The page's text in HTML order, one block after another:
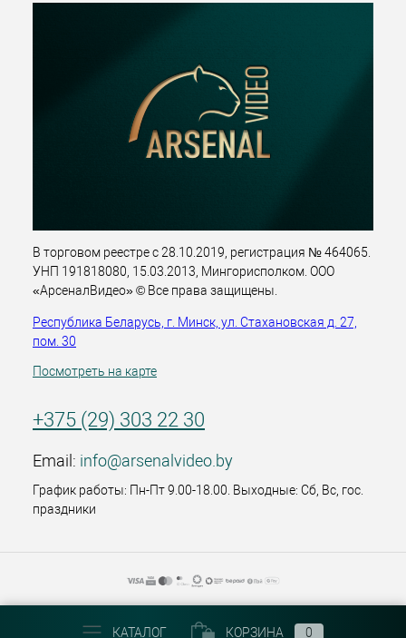
В торговом реестре с 28.10.2019, регистрация № 464065.
УНП 191818080, 15.03.2013, Мингорисполком. ООО
«АрсеналВидео» © Все права защищены.
Республика Беларусь, г. Минск, ул. Стахановская д. 27,
пом. 30
Посмотреть на карте
+375 (29) 303 22 30
Email: info@arsenalvideo.by
График работы: Пн-Пт 9.00-18.00. Выходные: Сб, Вс, гос.
праздники
КАТАЛОГ КОРЗИНА 0